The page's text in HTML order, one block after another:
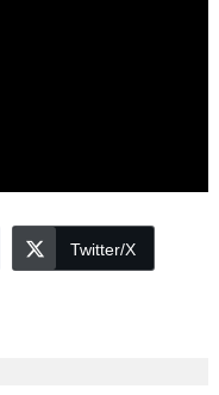
Twitter/X